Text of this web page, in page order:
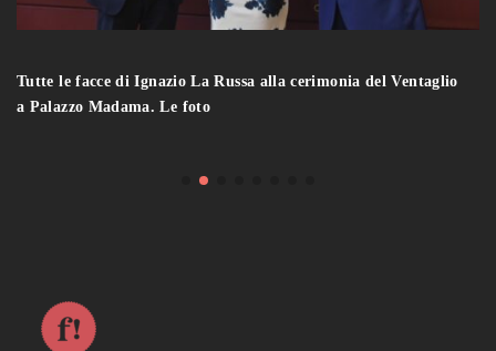
Tutte le facce di Ignazio La Russa alla cerimonia del Ventaglio
a Palazzo Madama. Le foto